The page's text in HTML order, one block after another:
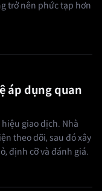
trở nên phức tạp hơn
áp dụng quan
giao dịch. Nhà
theo dõi, sau đó xây
định cỡ và đánh giá.